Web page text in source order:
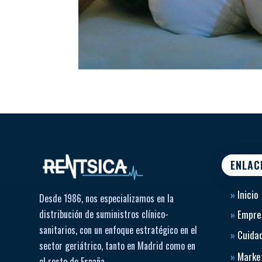
Desde 1986, nos especializamos en la
distribución de suministros clínico-
sanitarios, con un enfoque estratégico en el
sector geriátrico, tanto en Madrid como en
» Inicio
»
»
»